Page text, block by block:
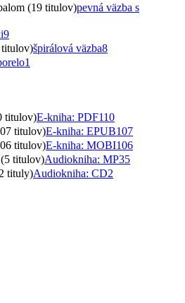
(19 titulov)pevná väzba s
9
titulov)špirálová väzba8
1
titulov)E-kniha: PDF110
titulov)E-kniha: EPUB107
titulov)E-kniha: MOBI106
titulov)Audiokniha: MP35
tituly)Audiokniha: CD2